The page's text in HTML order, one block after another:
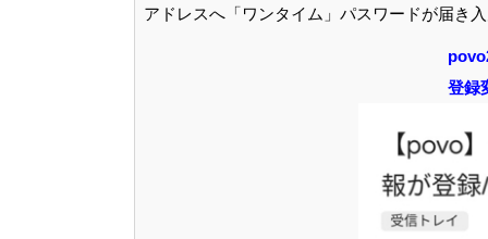
アドレスへ「ワンタイム」パスワードが届き
登録